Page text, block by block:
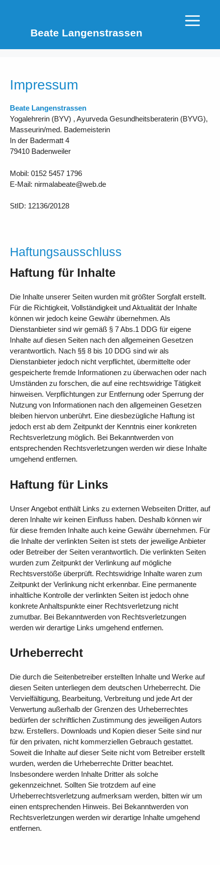
Beate Langenstrassen
Menü
Impressum
Beate Langenstrassen
Yogalehrerin (BYV) , Ayurveda Gesundheitsberaterin (BYVG),
Masseurin/med. Bademeisterin
In der Badermatt 4
79410 Badenweiler
Mobil: 0152 5457 1796
E-Mail: nirmalabeate@web.de
StID: 12136/20128
Haftungsausschluss
Haftung für Inhalte
Die Inhalte unserer Seiten wurden mit größter Sorgfalt erstellt.
Für die Richtigkeit, Vollständigkeit und Aktualität der Inhalte
können wir jedoch keine Gewähr übernehmen. Als
Dienstanbieter sind wir gemäß § 7 Abs.1 DDG für eigene
Inhalte auf diesen Seiten nach den allgemeinen Gesetzen
verantwortlich. Nach §§ 8 bis 10 DDG sind wir als
Dienstanbieter jedoch nicht verpflichtet, übermittelte oder
gespeicherte fremde Informationen zu überwachen oder nach
Umständen zu forschen, die auf eine rechtswidrige Tätigkeit
hinweisen. Verpflichtungen zur Entfernung oder Sperrung der
Nutzung von Informationen nach den allgemeinen Gesetzen
bleiben hiervon unberührt. Eine diesbezügliche Haftung ist
jedoch erst ab dem Zeitpunkt der Kenntnis einer konkreten
Rechtsverletzung möglich. Bei Bekanntwerden von
entsprechenden Rechtsverletzungen werden wir diese Inhalte
umgehend entfernen.
Haftung für Links
Unser Angebot enthält Links zu externen Webseiten Dritter, auf
deren Inhalte wir keinen Einfluss haben. Deshalb können wir
für diese fremden Inhalte auch keine Gewähr übernehmen. Für
die Inhalte der verlinkten Seiten ist stets der jeweilige Anbieter
oder Betreiber der Seiten verantwortlich. Die verlinkten Seiten
wurden zum Zeitpunkt der Verlinkung auf mögliche
Rechtsverstöße überprüft. Rechtswidrige Inhalte waren zum
Zeitpunkt der Verlinkung nicht erkennbar. Eine permanente
inhaltliche Kontrolle der verlinkten Seiten ist jedoch ohne
konkrete Anhaltspunkte einer Rechtsverletzung nicht
zumutbar. Bei Bekanntwerden von Rechtsverletzungen
werden wir derartige Links umgehend entfernen.
Urheberrecht
Die durch die Seitenbetreiber erstellten Inhalte und Werke auf
diesen Seiten unterliegen dem deutschen Urheberrecht. Die
Vervielfältigung, Bearbeitung, Verbreitung und jede Art der
Verwertung außerhalb der Grenzen des Urheberrechtes
bedürfen der schriftlichen Zustimmung des jeweiligen Autors
bzw. Erstellers. Downloads und Kopien dieser Seite sind nur
für den privaten, nicht kommerziellen Gebrauch gestattet.
Soweit die Inhalte auf dieser Seite nicht vom Betreiber erstellt
wurden, werden die Urheberrechte Dritter beachtet.
Insbesondere werden Inhalte Dritter als solche
gekennzeichnet. Sollten Sie trotzdem auf eine
Urheberrechtsverletzung aufmerksam werden, bitten wir um
einen entsprechenden Hinweis. Bei Bekanntwerden von
Rechtsverletzungen werden wir derartige Inhalte umgehend
entfernen.